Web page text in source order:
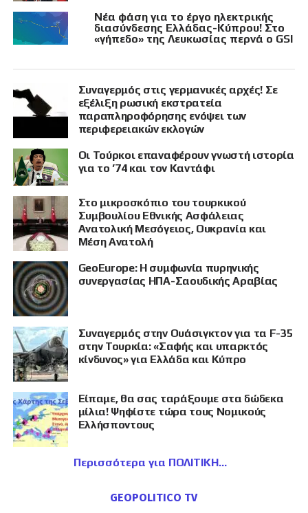
Νέα φάση για το έργο ηλεκτρικής
διασύνδεσης Ελλάδας-Κύπρου! Στο
«γήπεδο» της Λευκωσίας περνά ο GSI
Συναγερμός στις γερμανικές αρχές! Σε
εξέλιξη ρωσική εκστρατεία
παραπληροφόρησης ενόψει των
περιφερειακών εκλογών
Οι Τούρκοι επαναφέρουν γνωστή ιστορία
για το ’74 και τον Καντάφι
Στο μικροσκόπιο του τουρκικού
Συμβουλίου Εθνικής Ασφάλειας
Ανατολική Μεσόγειος, Ουκρανία και
Μέση Ανατολή
GeoEurope: Η συμφωνία πυρηνικής
συνεργασίας ΗΠΑ-Σαουδικής Αραβίας
Συναγερμός στην Ουάσιγκτον για τα F-35
στην Τουρκία: «Σαφής και υπαρκτός
κίνδυνος» για Ελλάδα και Κύπρο
Είπαμε, θα σας ταράξουμε στα δώδεκα
μίλια! Ψηφίστε τώρα τους Νομικούς
Ελλήσποντους
Περισσότερα για ΠΟΛΙΤΙΚΗ
GEOPOLITICO TV